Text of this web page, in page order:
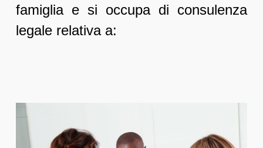
famiglia e si occupa di consulenza
legale relativa a: